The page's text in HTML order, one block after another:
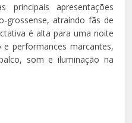
apresentações
grossense, atraindo fãs de
é alta para uma noite
performances marcantes,
som e iluminação na